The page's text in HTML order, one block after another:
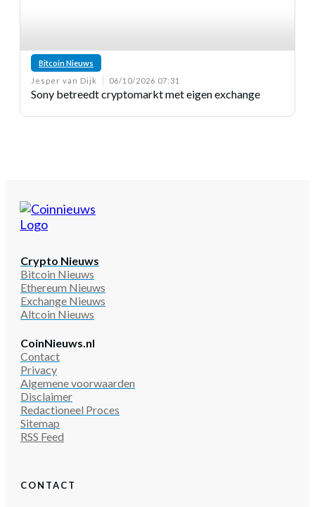
Bitcoin Nieuws
Jesper van Dijk
06/10/2026 07:31
Sony betreedt cryptomarkt met eigen exchange
Crypto Nieuws
Bitcoin Nieuws
Ethereum Nieuws
Exchange Nieuws
Altcoin Nieuws
CoinNieuws.nl
Contact
Privacy
Algemene voorwaarden
Disclaimer
Redactioneel Proces
Sitemap
RSS Feed
CONTACT